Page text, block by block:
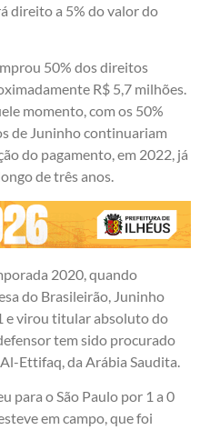
direito a 5% do valor do
50% dos direitos
R$ 5,7 milhões.
momento, com os 50%
de Juninho continuariam
do pagamento, em 2022, já
de três anos.
2020, quando
do Brasileirão, Juninho
e virou titular absoluto do
tem sido procurado
Ettifaq, da Arábia Saudita.
para o São Paulo por 1 a 0
em campo, que foi